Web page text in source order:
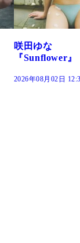
藤水咲桜『花
だまり』
2026年08月02日